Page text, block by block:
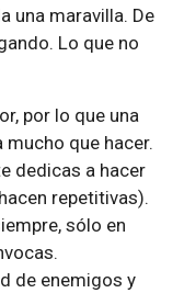
una maravilla. De
Lo que no
por lo que una
que hacer.
dedicas a hacer
repetitivas).
sólo en
de enemigos y